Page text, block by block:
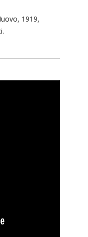
1919,